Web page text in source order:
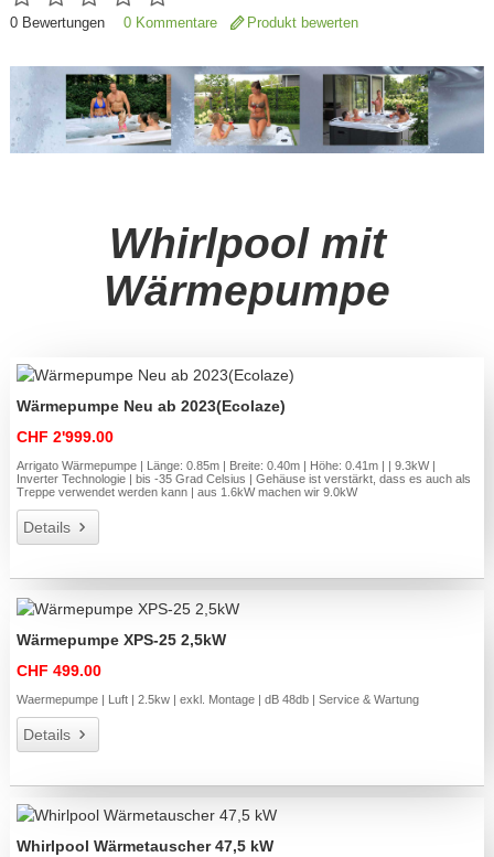
0Bewertungen 0 Kommentare Produkt bewerten
Whirlpool mit
Wärmepumpe
Wärmepumpe Neu ab 2023(Ecolaze)
CHF 2'999.00
Arrigato Wärmepumpe | Länge: 0.85m | Breite: 0.40m | Höhe: 0.41m | | 9.3kW |
Inverter Technologie | bis -35 Grad Celsius | Gehäuse ist verstärkt, dass es auch als
Treppe verwendet werden kann | aus 1.6kW machen wir 9.0kW
Details
Wärmepumpe XPS-25 2,5kW
CHF 499.00
Waermepumpe | Luft | 2.5kw | exkl. Montage | dB 48db | Service & Wartung
Details
Whirlpool Wärmetauscher 47,5 kW